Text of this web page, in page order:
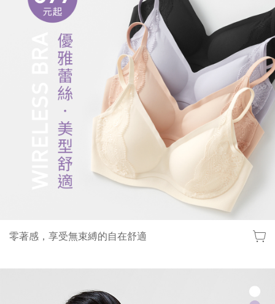
零著感，享受無束縛的自在舒適